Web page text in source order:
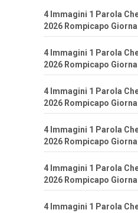
4 Immagini 1 Parola
2026 Rompicapo
4 Immagini 1 Parola
2026 Rompicapo
4 Immagini 1 Parola
2026 Rompicapo
4 Immagini 1 Parola
2026 Rompicapo
4 Immagini 1 Parola
2026 Rompicapo
4 Immagini 1 Parola